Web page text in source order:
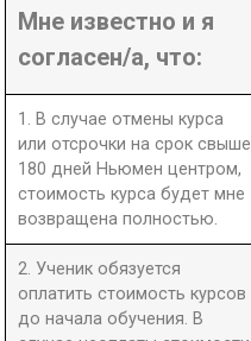
Мне известно и я
согласен/а, что:
1. В случае отмены курса
или отсрочки на срок свыше
180 дней Ньюмен центром,
стоимость курса будет мне
возвращена полностью.
2. Ученик обязуется
оплатить стоимость курсов
до начала обучения. В